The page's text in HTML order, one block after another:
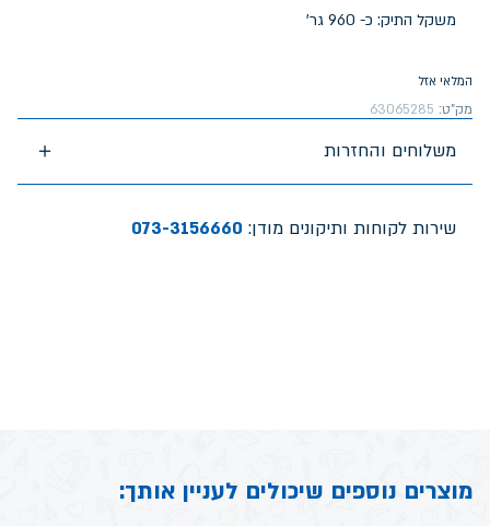
משקל התיק: כ- 960 גר'
המלאי אזל
מק"ט: 63065285
משלוחים והחזרות
שירות לקוחות ותיקונים מודן: 073-3156660
מוצרים נוספים שיכולים לעניין אותך: